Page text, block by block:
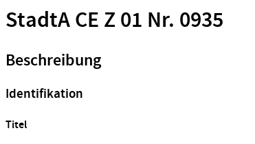
StadtA CE Z 01 Nr. 0935
Beschreibung
Identifikation
Titel